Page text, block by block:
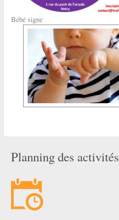
Bébé signe
Planning des activités